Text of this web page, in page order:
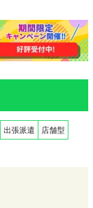
出張派遣 店舗型